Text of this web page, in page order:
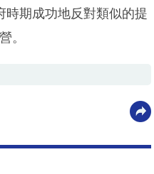
時期成功地反對類似的提
。